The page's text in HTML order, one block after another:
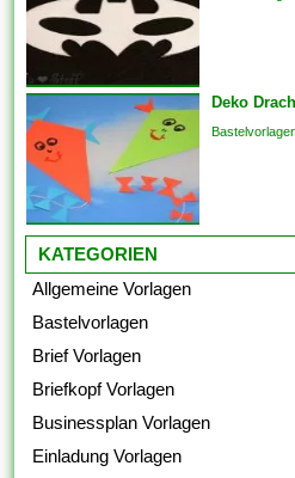
Analogien in...
Deko
KATEGORIEN
Allgemeine Vorlagen
Bastelvorlagen
Brief Vorlagen
Briefkopf Vorlagen
Businessplan Vorlagen
Einladung Vorlagen